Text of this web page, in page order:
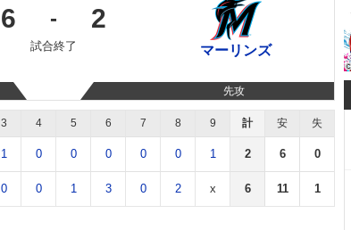
6 - 2
試合終了 マーリンズ
先攻
3 4 5 6 7 8 9 計 安 失
1 0 0 0 0 0 1 2 6 0
0 0 1 3 0 2 x 6 11 1